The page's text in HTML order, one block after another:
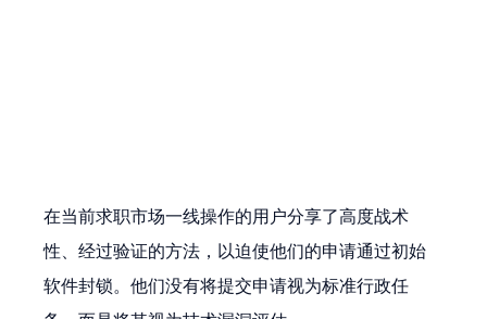
在当前求职市场一线操作的用户分享了高度战术
性、经过验证的方法，以迫使他们的申请通过初始
软件封锁。他们没有将提交申请视为标准行政任